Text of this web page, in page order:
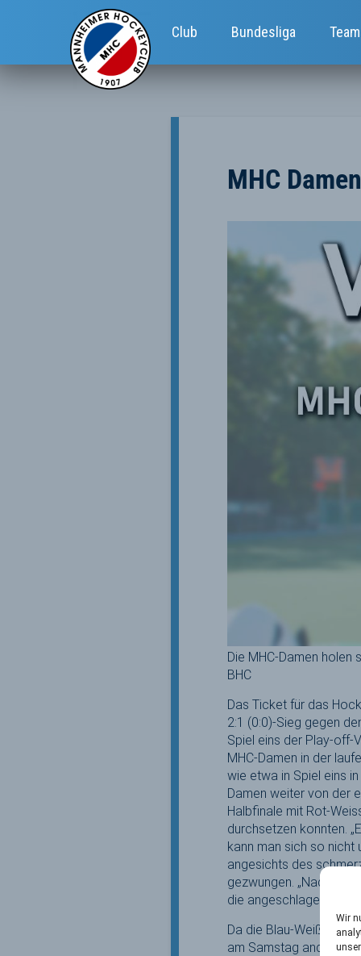
Wir
Club Bundesliga
MHC
Die MHC-Damen holen
BHC
Das Ticket für das
2:1 (0:0)-Sieg gegen
Spiel eins der Play-off-
MHC-Damen in der
wie etwa in Spiel eins
Damen weiter von der
Halbfinale mit Rot-
durchsetzen konnten.
kann man sich so nicht
angesichts des
gezwungen. „Nadine
die angeschlagene
Da die Blau-Weiß-
am Samstag andere